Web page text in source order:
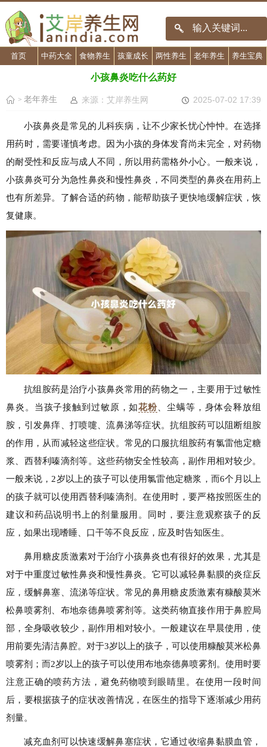
首页 中药大全 食物养生 孩童成长 两性养生 老年养生 养生宝典
小孩鼻炎吃什么药好
> 老年养生 来源：艾岸养生网 2025-07-02 17:39
小孩鼻炎是常见的儿科疾病，让不少家长忧心忡忡。在选择
用药时，需要谨慎考虑。因为小孩的身体发育尚未完全，对药物
的耐受性和反应与成人不同，所以用药需格外小心。一般来说，
小孩鼻炎可分为急性鼻炎和慢性鼻炎，不同类型的鼻炎在用药上
也有所差异。了解合适的药物，能帮助孩子更快地缓解症状，恢
复健康。
抗组胺药是治疗小孩鼻炎常用的药物之一，主要用于过敏性
鼻炎。当孩子接触到过敏原，如花粉 、尘螨等，身体会释放组
胺，引发鼻痒、打喷嚏、流鼻涕等症状。抗组胺药可以阻断组胺
的作用，从而减轻这些症状。常见的口服抗组胺药有氯雷他定糖
浆、西替利嗪滴剂等。这些药物安全性较高，副作用相对较少。
一般来说，2岁以上的孩子可以使用氯雷他定糖浆，而6个月以上
的孩子就可以使用西替利嗪滴剂。在使用时，要严格按照医生的
建议和药品说明书上的剂量服用。同时，要注意观察孩子的反
应，如果出现嗜睡、口干等不良反应，应及时告知医生。
鼻用糖皮质激素对于治疗小孩鼻炎也有很好的效果，尤其是
对于中重度过敏性鼻炎和慢性鼻炎。它可以减轻鼻黏膜的炎症反
应，缓解鼻塞、流涕等症状。常见的鼻用糖皮质激素有糠酸莫米
松鼻喷雾剂、布地奈德鼻喷雾剂等。这类药物直接作用于鼻腔局
部，全身吸收较少，副作用相对较小。一般建议在早晨使用，使
用前要先清洁鼻腔。对于3岁以上的孩子，可以使用糠酸莫米松鼻
喷雾剂；而2岁以上的孩子可以使用布地奈德鼻喷雾剂。使用时要
注意正确的喷药方法，避免药物喷到眼睛里。在使用一段时间
后，要根据孩子的症状改善情况，在医生的指导下逐渐减少用药
剂量。
减充血剂可以快速缓解鼻塞症状，它通过收缩鼻黏膜血管，